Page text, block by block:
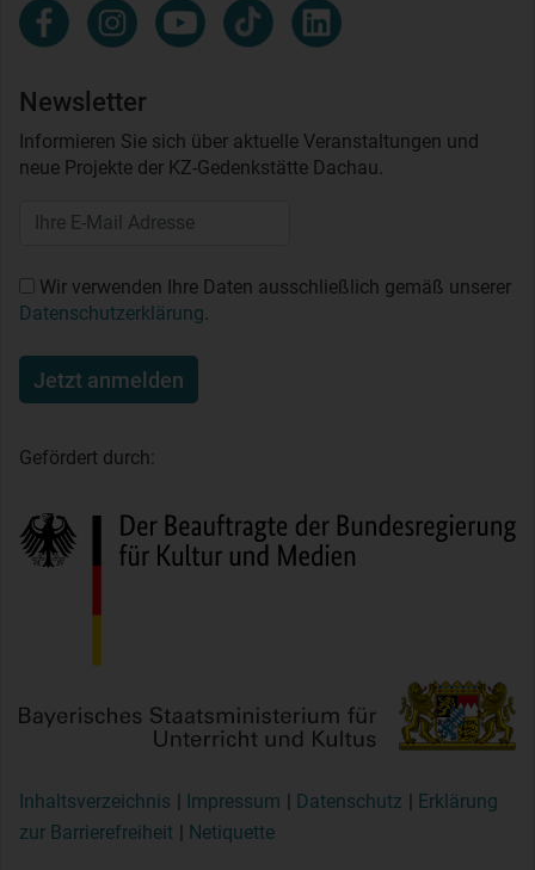
Newsletter
Informieren Sie sich über aktuelle Veranstaltungen und
neue Projekte der KZ-Gedenkstätte Dachau.
Wir verwenden Ihre Daten ausschließlich gemäß unserer
Datenschutzerklärung.
Jetzt anmelden
Gefördert durch:
Inhaltsverzeichnis Impressum Datenschutz
Erklärung
zur Barrierefreiheit
Netiquette